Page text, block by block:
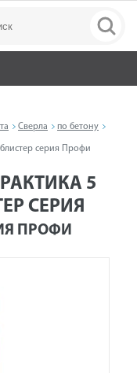
Сверла
по бетону
серия Профи
5
СЕРИЯ
ПРОФИ